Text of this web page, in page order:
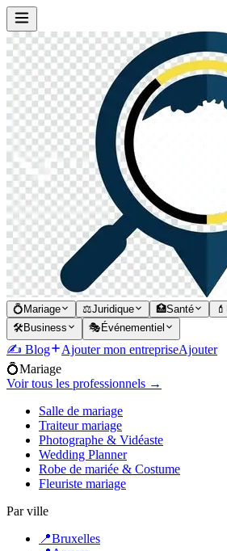
💍 Mariage ⚖️Juridique 🏥Santé 💄
🛠️Business 🎭 Événementiel
✍️ Blog Ajouter mon entrepriseAjouter
💍Mariage
Voir tous les professionnels →
Salle de mariage
Traiteur mariage
Photographe & Vidéaste
Wedding Planner
Robe de mariée & Costume
Fleuriste mariage
Par ville
📍Bruxelles